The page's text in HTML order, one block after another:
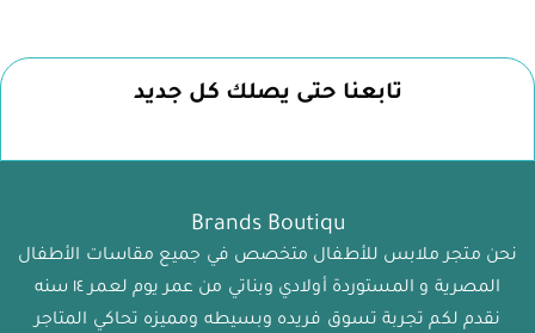
تابعنا حتى يصلك كل جديد
Brands Boutiqu
نحن متجر ملابس للأطفال متخصص في جميع مقاسات الأطفال
المصرية و المستوردة أولادي وبناتي من عمر يوم لعمر ١٤ سنه
نقدم لكم تجربة تسوق فريده وبسيطه ومميزه تحاكي المتاجر